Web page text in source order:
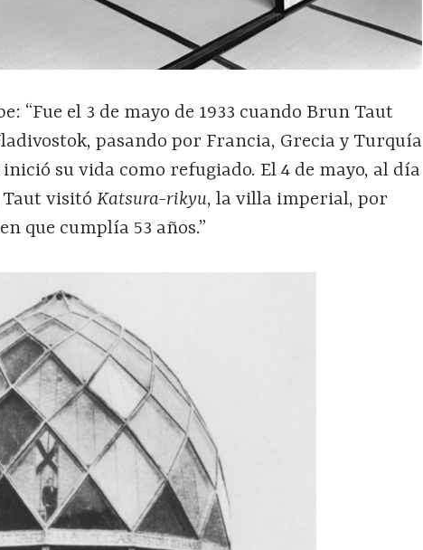
“Fue el 3 de mayo de 1933 cuando Brun Taut
pasando por Francia, Grecia y Turquía
su vida como refugiado. El 4 de mayo, al día
Taut visitóKatsura-rikyu, la villa imperial, por
que cumplía 53 años.”